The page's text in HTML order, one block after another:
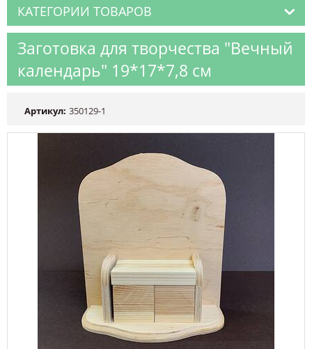
КАТЕГОРИИ ТОВАРОВ
Заготовка для творчества "Вечный
календарь" 19*17*7,8 см
Артикул: 350129-1